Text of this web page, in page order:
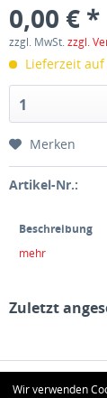
0,00 € *
zzgl. MwSt.zzgl.
Lieferzeit
1
Merken
Artikel-Nr.:
Beschreibung
mehr
Zuletzt
Wir verwenden